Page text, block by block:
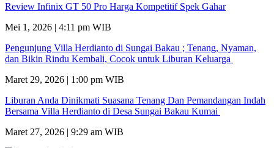
Review Infinix GT 50 Pro Harga Kompetitif Spek Gahar
Mei 1, 2026 | 4:11 pm WIB
Pengunjung Villa Herdianto di Sungai Bakau ; Tenang, Nyaman,
dan Bikin Rindu Kembali, Cocok untuk Liburan Keluarga
Maret 29, 2026 | 1:00 pm WIB
Liburan Anda Dinikmati Suasana Tenang Dan Pemandangan Indah
Bersama Villa Herdianto di Desa Sungai Bakau Kumai
Maret 27, 2026 | 9:29 am WIB